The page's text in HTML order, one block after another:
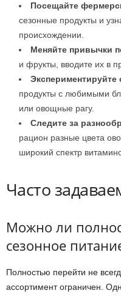
Посещайте
сезонные продукты и
происхождении.
Меняйте привычки
и фрукты, вводите их в
Экспериментируйте
продукты с любимыми
или овощные рагу.
Следите за
рацион разные цвета
широкий спектр
Часто
Можно ли
сезонное
Полностью перейти не
ассортимент ограничен.